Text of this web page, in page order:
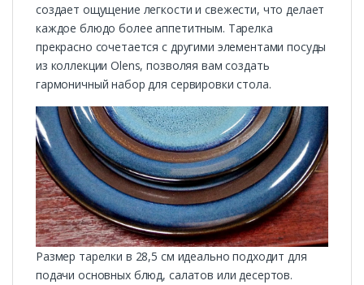
создает ощущение легкости и свежести, что делает
каждое блюдо более аппетитным. Тарелка
прекрасно сочетается с другими элементами посуды
из коллекции Olens, позволяя вам создать
гармоничный набор для сервировки стола.
Размер тарелки в 28,5 см идеально подходит для
подачи основных блюд, салатов или десертов.